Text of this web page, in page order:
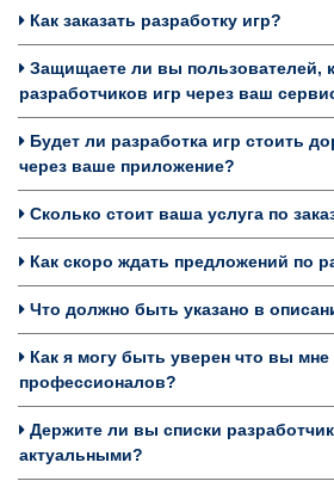
Как заказать разработку игр?
Защищаете ли вы пользователей,
разработчиков игр через ваш
Будет ли разработка игр стоить
через ваше приложение?
Сколько стоит ваша услуга по
Как скоро ждать предложений по
Что должно быть указано в
Как я могу быть уверен что вы
профессионалов?
Держите ли вы списки
актуальными?